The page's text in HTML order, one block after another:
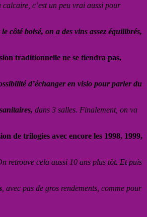
c’est un peu vrai aussi pour
côté boisé, on a des vins assez équilibrés,
traditionnelle ne se tiendra pas,
d’échanger en visio pour parler du
dans 3 salles. Finalement, on va
de trilogies avec encore les 1998, 1999,
retrouve cela aussi 10 ans plus tôt. Et puis
, avec pas de gros rendements, comme pour